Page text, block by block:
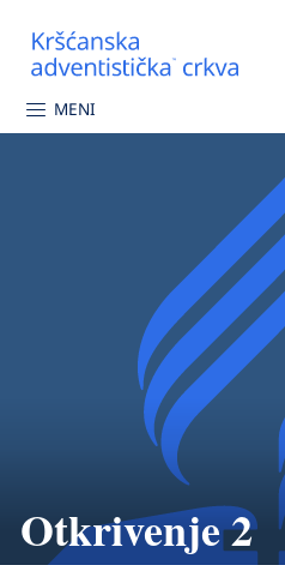
MENI
Otkrivenje 2